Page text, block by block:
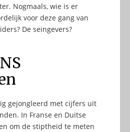
Nogmaals, wie is er
voor deze gang van
De seingevers?
gejongleerd met cijfers uit
In Franse en Duitse
om de stiptheid te meten